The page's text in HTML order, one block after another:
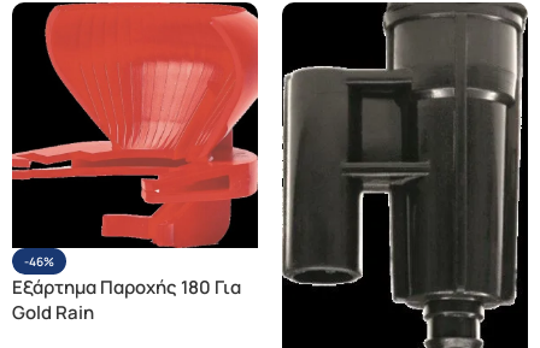
-46%
Εξάρτημα Παροχής 180 Για
Gold Rain